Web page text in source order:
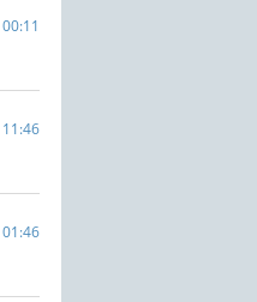
00:11
11:46
01:46